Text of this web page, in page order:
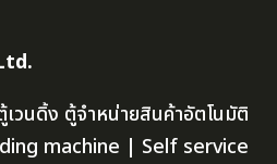
วนดิ้ง ตู้จำหน่ายสินค้าอัตโนมัติ
machine | Self service